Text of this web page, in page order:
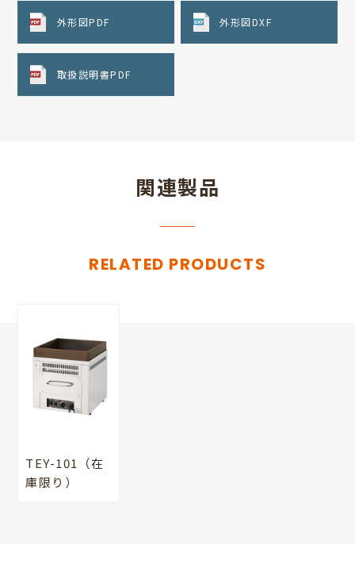
外形図PDF 外形図DXF
取扱説明書PDF
関連製品
RELATED PRODUCTS
TEY-101（在
庫限り）